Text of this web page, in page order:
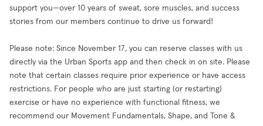
support you—over 10 years of sweat, sore muscles, and success
stories from our members continue to drive us forward!
Please note: Since November 17, you can reserve classes with us
directly via the Urban Sports app and then check in on site. Please
note that certain classes require prior experience or have access
restrictions. For people who are just starting (or restarting)
exercise or have no experience with functional fitness, we
recommend our Movement Fundamentals, Shape, and Tone &